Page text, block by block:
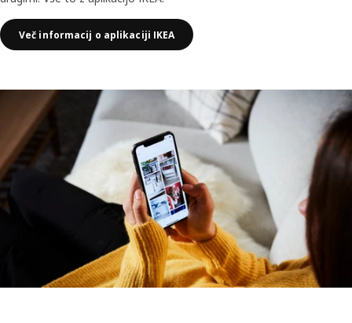
Več informacij o aplikaciji IKEA